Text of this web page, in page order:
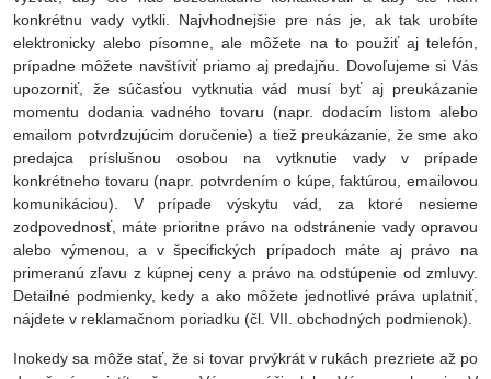
konkrétnu vady vytkli. Najvhodnejšie pre nás je, ak tak urobíte
elektronicky alebo písomne, ale môžete na to použiť aj telefón,
prípadne môžete navštíviť priamo aj predajňu. Dovoľujeme si Vás
upozorniť, že súčasťou vytknutia vád musí byť aj preukázanie
momentu dodania vadného tovaru (napr. dodacím listom alebo
emailom potvrdzujúcim doručenie) a tiež preukázanie, že sme ako
predajca príslušnou osobou na vytknutie vady v prípade
konkrétneho tovaru (napr. potvrdením o kúpe, faktúrou, emailovou
komunikáciou). V prípade výskytu vád, za ktoré nesieme
zodpovednosť, máte prioritne právo na odstránenie vady opravou
alebo výmenou, a v špecifických prípadoch máte aj právo na
primeranú zľavu z kúpnej ceny a právo na odstúpenie od zmluvy.
Detailné podmienky, kedy a ako môžete jednotlivé práva uplatniť,
nájdete v reklamačnom poriadku (čl. VII. obchodných podmienok).
Inokedy sa môže stať, že si tovar prvýkrát v rukách prezriete až po